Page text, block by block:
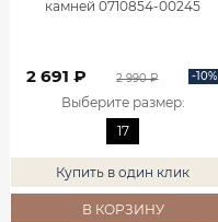
камней 0710854-00245
2 691 ₽ 2 990 ₽ -10%
Выберите размер:
17
Купить в один клик
В КОРЗИНУ